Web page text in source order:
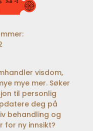
visdom,
mye mer. Søker
til personlig
deg på
behandling og
for ny innsikt?